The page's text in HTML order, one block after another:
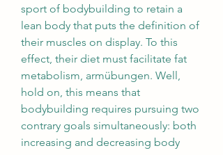
sport of bodybuilding to retain a
lean body that puts the definition of
their muscles on display. To this
effect, their diet must facilitate fat
metabolism, armübungen. Well,
hold on, this means that
bodybuilding requires pursuing two
contrary goals simultaneously: both
increasing and decreasing body